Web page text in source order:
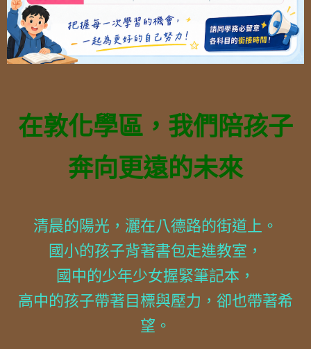
在敦化學區，我們陪孩子
奔向更遠的未來
清晨的陽光，灑在八德路的街道上。
國小的孩子背著書包走進教室，
國中的少年少女握緊筆記本，
高中的孩子帶著目標與壓力，卻也帶著希
望。